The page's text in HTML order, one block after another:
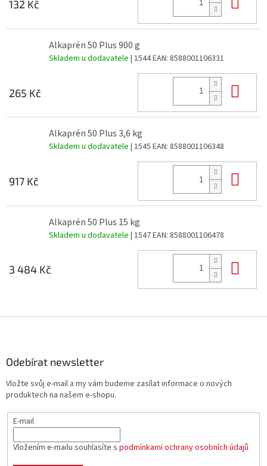
132 Kč
Alkaprén 50 Plus 900 g
Skladem u dodavatele | 1544EAN: 8588001106331
265 Kč
Alkaprén 50 Plus 3,6 kg
Skladem u dodavatele | 1545 EAN: 8588001106348
917 Kč
Alkaprén 50 Plus 15 kg
Skladem u dodavatele | 1547EAN: 8588001106478
3 484 Kč
Odebírat newsletter
Vložte svůj e-mail a my vám budeme zasílat informace o nových
produktech na našem e-shopu.
E-mail
Vložením e-mailu souhlasíte s podmínkami ochrany osobních údajů